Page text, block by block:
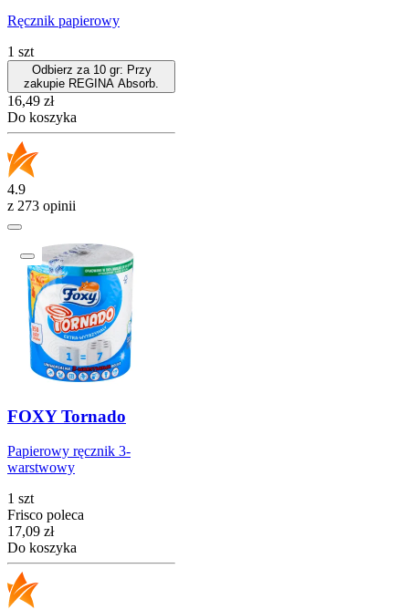
Ręcznik papierowy
1 szt
Odbierz za 10 gr: Przy
zakupie REGINA Absorb.
Cena
16,49 zł
Do koszyka
4.9
z 273 opinii
FOXY Tornado
Papierowy ręcznik 3-
warstwowy
1 szt
Frisco poleca
Cena
17,09 zł
Do koszyka